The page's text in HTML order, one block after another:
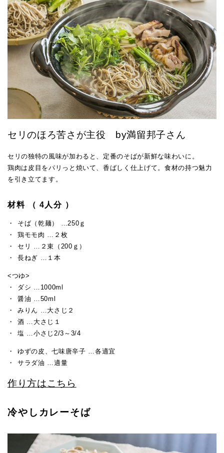
セリのほろ苦さが主役 by満留邦子さん
セリの独特の風味が加わると、定番のそばが新鮮な味わいに。
鶏肉は皮目をパリっと焼いて、香ばしく仕上げて。食材の持つ魅力
を引き立てます。
材料 （ 4人分 ）
そば（乾麺） …250ｇ
鶏モモ肉 …２枚
セリ …２束（200ｇ）
長ねぎ …１本
<つゆ>
ダシ …1000ml
醤油 …50ml
みりん …大さじ２
酒 …大さじ１
塩 …小さじ2/3～3/4
ゆずの皮、七味唐辛子 …各適宜
サラダ油 …適量
作り方はこちら
冷やしカレーそば